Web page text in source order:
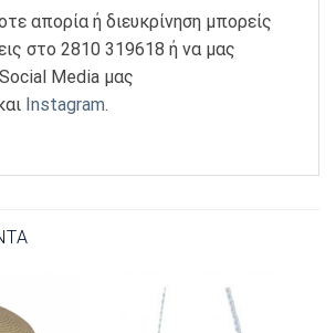
απορία ή διευκρίνηση μπορείς
στο 2810 319618 ή να μας
Media μας
Instagram.